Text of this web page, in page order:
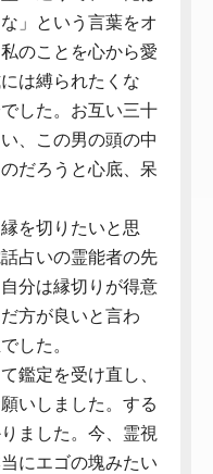
」という言葉をオ
のことを心から愛
は縛られたくな
した。お互い三十
、この男の頭の中
だろうと心底、呆
を切りたいと思
占いの霊能者の先
分は縁切りが得意
方が良いと言わ
した。
鑑定を受け直し、
いしました。する
ました。今、霊視
にエゴの塊みたい